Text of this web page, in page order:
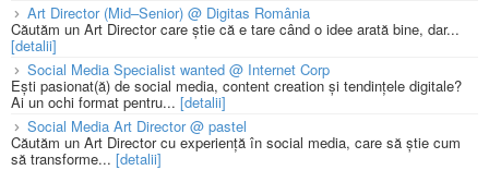
Art Director (Mid–Senior) @ Digitas România
Căutăm un Art Director care știe că e tare când o idee arată bine, dar...
[detalii]
Social Media Specialist wanted @ Internet Corp
Ești pasionat(ă) de social media, content creation și tendințele digitale?
Ai un ochi format pentru... [detalii]
Social Media Art Director @ pastel
Căutăm un Art Director cu experiență în social media, care să știe cum
să transforme... [detalii]